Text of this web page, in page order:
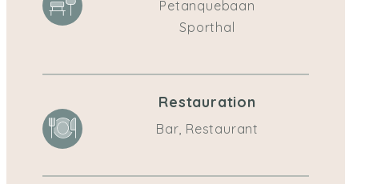
Petanquebaan
Sporthal
Restauration
Bar, Restaurant